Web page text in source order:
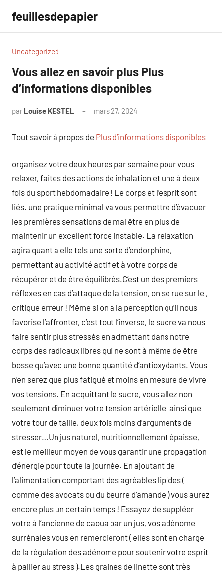
contenu
feuillesdepapier
Uncategorized
Vous allez en savoir plus Plus
d’informations disponibles
par Louise KESTEL mars 27, 2024
Tout savoir à propos de Plus d’informations disponibles
organisez votre deux heures par semaine pour vous
relaxer, faites des actions de inhalation et une à deux
fois du sport hebdomadaire ! Le corps et l’esprit sont
liés. une pratique minimal va vous permettre d’évacuer
les premières sensations de mal être en plus de
maintenir un excellent force instable. La relaxation
agira quant à elle tels une sorte d’endorphine,
permettant au activité actif et à votre corps de
récupérer et de être équilibrés.C’est un des premiers
réflexes en cas d’attaque de la tension, on se rue sur le ,
critique erreur ! Même si on a la perception qu’il nous
favorise l’affronter, c’est tout l’inverse, le sucre va nous
faire sentir plus stressés en admettant dans notre
corps des radicaux libres qui ne sont à même de être
bosse qu’avec une bonne quantité d’antioxydants. Vous
n’en serez que plus fatigué et moins en mesure de vivre
vos tensions. En acquittant le sucre, vous allez non
seulement diminuer votre tension artérielle, ainsi que
votre tour de taille, deux fois moins d’arguments de
stresser…Un jus naturel, nutritionnellement épaisse,
est le meilleur moyen de vous garantir une propagation
d’énergie pour toute la journée. En ajoutant de
l’alimentation comportant des agréables lipides (
comme des avocats ou du beurre d’amande ) vous aurez
encore plus un certain temps ! Essayez de suppléer
votre à l’ancienne de caoua par un jus, vos adénome
surrénales vous en remercieront ( elles sont en charge
de la régulation des adénome pour soutenir votre esprit
à pallier au stress ).Les graines de linette sont très